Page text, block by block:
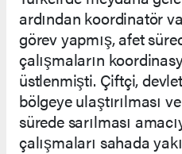
ardından koordinatör
görev yapmış, afet
çalışmaların
üstlenmişti. Çiftçi,
bölgeye ulaştırılması
sürede sarılması
çalışmaları sahada